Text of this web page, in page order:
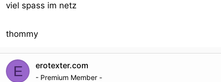
viel spass im netz
thommy
E erotexter.com
- Premium Member -